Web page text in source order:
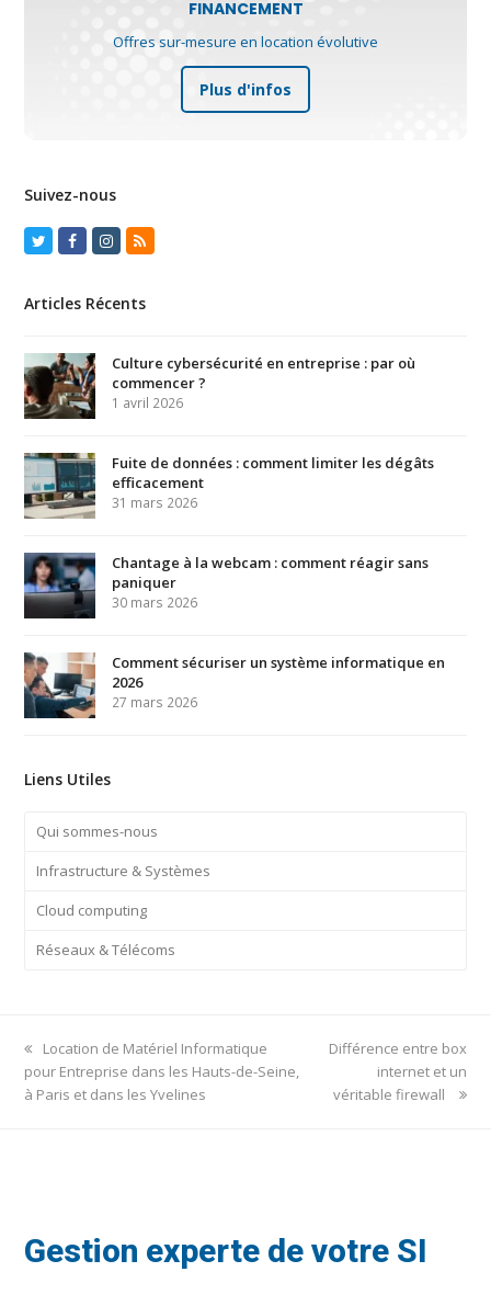
FINANCEMENT
Offres sur-mesure en location évolutive
Plus d'infos
Suivez-nous
TwitterFacebook
Instagram
RSS
Articles Récents
Culture cybersécurité en entreprise : par où
commencer ?
1 avril 2026
Fuite de données : comment limiter les dégâts
efficacement
31 mars 2026
Chantage à la webcam : comment réagir sans
paniquer
30 mars 2026
Comment sécuriser un système informatique en
2026
27 mars 2026
Liens Utiles
Qui sommes-nous
Infrastructure & Systèmes
Cloud computing
Réseaux & Télécoms
previous
post:
Location de Matériel Informatique
pour Entreprise dans les Hauts-de-Seine,
à Paris et dans les Yvelines
next
Différence entre box
internet et un
véritable firewall
Gestion experte de votre SI